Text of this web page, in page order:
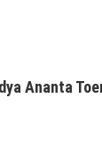
Ananta